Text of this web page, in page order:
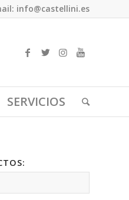
info@castellini.es
SERVICIOS